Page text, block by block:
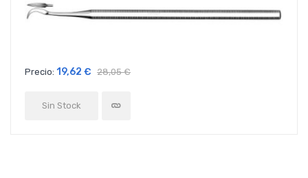
Precio: 19,62 € 28,05 €
Sin Stock